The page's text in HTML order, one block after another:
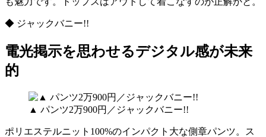
◆ ジャックバニー!!
電光掲示を思わせるデジタル感が未来
的
▲ パンツ2万900円／ジャックバニー!!
ポリエステルニット100%のインパクト大な側章パンツ。ス